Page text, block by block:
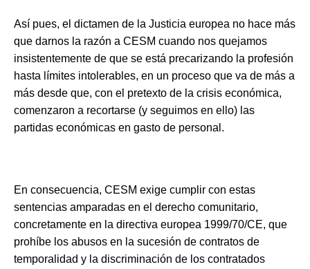
Así pues, el dictamen de la Justicia europea no hace más
que darnos la razón a CESM cuando nos quejamos
insistentemente de que se está precarizando la profesión
hasta límites intolerables, en un proceso que va de más a
más desde que, con el pretexto de la crisis económica,
comenzaron a recortarse (y seguimos en ello) las
partidas económicas en gasto de personal.
En consecuencia, CESM exige cumplir con estas
sentencias amparadas en el derecho comunitario,
concretamente en la directiva europea 1999/70/CE, que
prohíbe los abusos en la sucesión de contratos de
temporalidad y la discriminación de los contratados